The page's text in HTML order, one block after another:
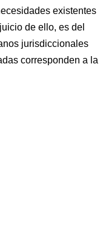
existentes
de ello, es del
jurisdiccionales
corresponden a la